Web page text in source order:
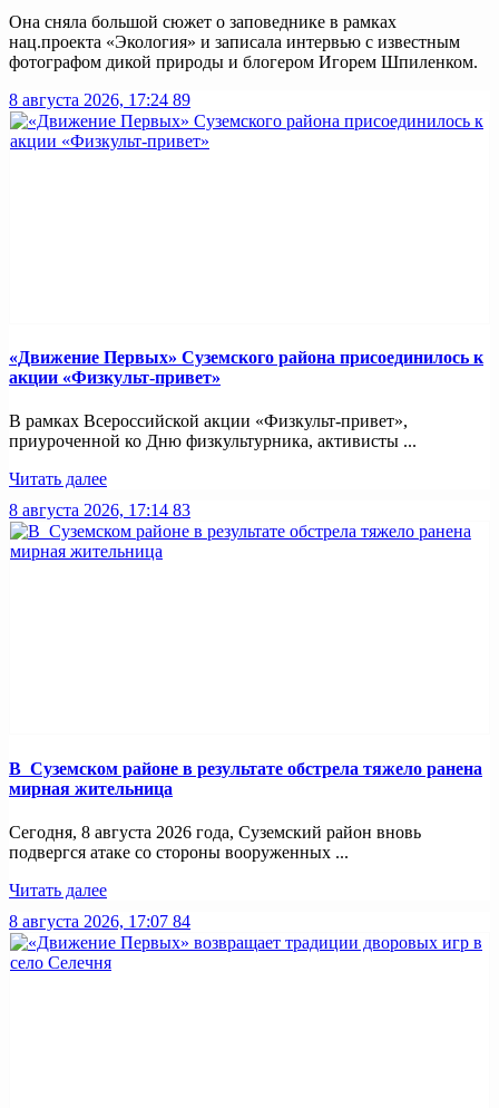
Она сняла большой сюжет о заповеднике в рамках
нац.проекта «Экология» и записала интервью с известным
фотографом дикой природы и блогером Игорем Шпиленком.
8 августа 2026, 17:24 89
«Движение Первых» Суземского района присоединилось к
акции «Физкульт-привет»
В рамках Всероссийской акции «Физкульт-привет»,
приуроченной ко Дню физкультурника, активисты ...
Читать далее
8 августа 2026, 17:14 83
В Суземском районе в результате обстрела тяжело ранена
мирная жительница
Сегодня, 8 августа 2026 года, Суземский район вновь
подвергся атаке со стороны вооруженных ...
Читать далее
8 августа 2026, 17:07 84